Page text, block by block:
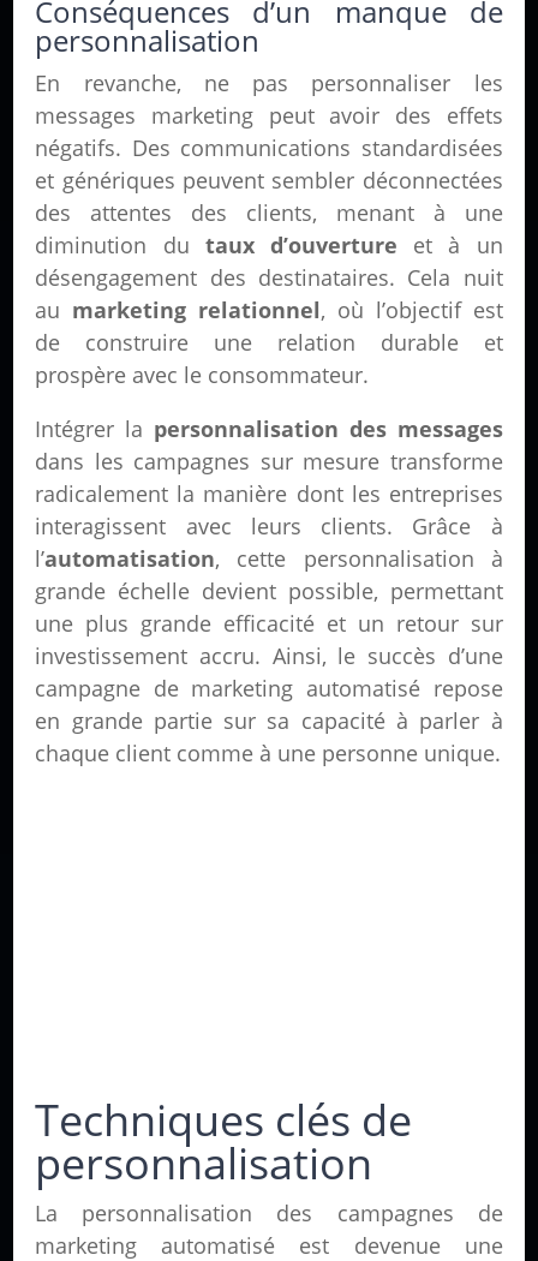
Conséquences d’un manque de
personnalisation
En revanche, ne pas personnaliser les
messages marketing peut avoir des effets
négatifs. Des communications standardisées
et génériques peuvent sembler déconnectées
des attentes des clients, menant à une
diminution du taux d’ouverture et à un
désengagement des destinataires. Cela nuit
au marketing relationnel, où l’objectif est
de construire une relation durable et
prospère avec le consommateur.
Intégrer la personnalisation des messages
dans les campagnes sur mesure transforme
radicalement la manière dont les entreprises
interagissent avec leurs clients. Grâce à
l’automatisation, cette personnalisation à
grande échelle devient possible, permettant
une plus grande efficacité et un retour sur
investissement accru. Ainsi, le succès d’une
campagne de marketing automatisé repose
en grande partie sur sa capacité à parler à
chaque client comme à une personne unique.
Techniques clés de
personnalisation
La personnalisation des campagnes de
marketing automatisé est devenue une